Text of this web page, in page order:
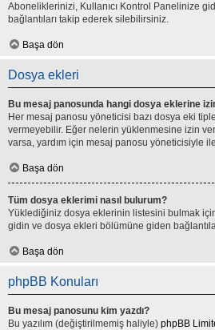
Aboneliklerinizi, Kullanıcı Kontrol Panelinize
bağlantıları takip ederek silebilirsiniz.
Başa dön
Dosya ekleri
Bu mesaj panosunda hangi dosya eklerine
Her mesaj panosu yöneticisi bazı dosya eki
vermeyebilir. Eğer nelerin yüklenmesine izin
varsa, yardım için mesaj panosu yöneticisiyle
Başa dön
Tüm dosya eklerimi nasıl bulurum?
Yüklediğiniz dosya eklerinin listesini bulmak
gidin ve dosya ekleri bölümüne giden
Başa dön
phpBB Konuları
Bu mesaj panosunu kim yazdı?
Bu yazılım (değiştirilmemiş haliyle) phpBB